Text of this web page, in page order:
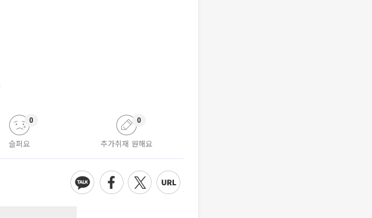
슬퍼요
0
추가취재 원해요
0